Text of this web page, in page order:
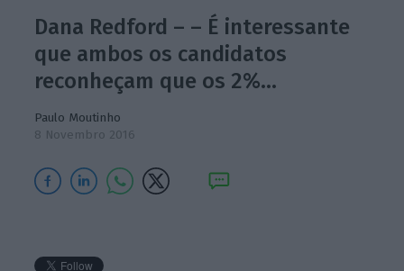
Dana Redford – – É interessante
que ambos os candidatos
reconheçam que os 2%…
Paulo Moutinho
8 Novembro 2016